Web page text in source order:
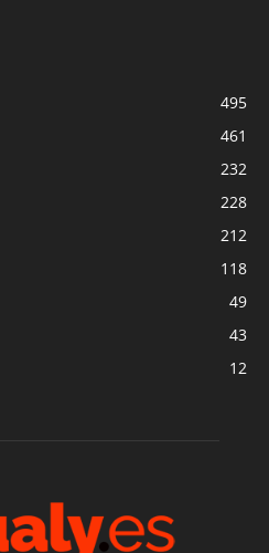
495
461
232
228
212
118
49
43
12